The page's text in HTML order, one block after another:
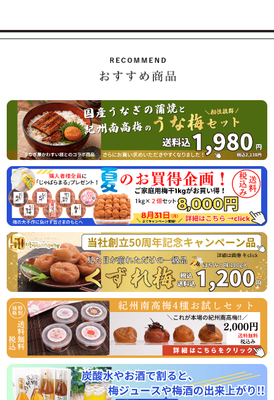
8月10日（月曜日） 最終出荷日
8月11日（火曜日）～ 8月16日（日曜日） 休 業 日
休業日後は、大変混雑が予想されますのであらかじめのご注
2026/07/01
ご家庭用の紀州南高梅がお買い得「夏のお買い得企画」開始
のお知らせ
この度、オンラインショップでの梅の販売数量を確保できま
したので、ご家庭用梅干1kg×2個セットが大変お得にお買い
求めいただける夏のお買い得企画を8月31日（月）まで開催
させていただきます。
またご購入者様特典として「じゃばらまる」を1本プレゼン
トさせていただきます。この機会にぜひご賞味くださいま
せ。
2026/04/06
うなぎ屋かわすい様とのコラボ商品！国産うなぎと梅の相性
抜群！うな梅セットの販売開始
国産うなぎの蒲焼と山椒、最高級の紀州南高梅がセットにな
った、相性抜群の商品です！
常温商品のため、お届け後すぐお召し上がりいただけますの
でぜひご賞味ください。
2026/03/31